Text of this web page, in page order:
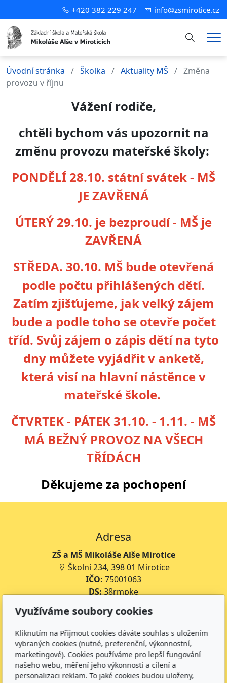
+420 382 229 247 info@zsmirotice.cz
Hledání
Úvodní stránka Školka Aktuality MŠ
Změna
provozu v říjnu
Vážení rodiče,
chtěli bychom vás upozornit na
změnu provozu mateřské školy:
PONDĚLÍ 28.10. státní svátek - MŠ
JE ZAVŘENÁ
ÚTERÝ 29.10. je bezproudí - MŠ je
ZAVŘENÁ
STŘEDA. 30.10. MŠ bude otevřená
podle počtu přihlášených dětí.
Zatím zjišťujeme, jak velký zájem
bude a podle toho se otevře počet
tříd. Svůj zájem o zápis dětí na tyto
dny můžete vyjádřit v anketě,
která visí na hlavní nástěnce v
mateřské škole.
ČTVRTEK - PÁTEK 31.10. - 1.11. - MŠ
MÁ BEŽNÝ PROVOZ NA VŠECH
TŘÍDÁCH
Děkujeme za pochopení
Adresa
ZŠ a MŠ Mikoláše Alše Mirotice
Školní 234, 398 01 Mirotice
IČO: 75001063
DS:38rmpke
Číslo účtu jídelny:643227399/0800
Kontakt
+420 734 316 620 - Ředitel školy
+420 733 539 322 - Zástupce ředitele pro předškolní
Využíváme soubory cookies
Kliknutím na Přijmout cookies dáváte souhlas s uložením
vybraných cookies (nutné, preferenční, výkonnostní,
marketingové). Cookies používáme pro lepší fungování
našeho webu, měření jeho výkonnosti a cílení a
personalizaci reklam. To jaké cookies budou uloženy,